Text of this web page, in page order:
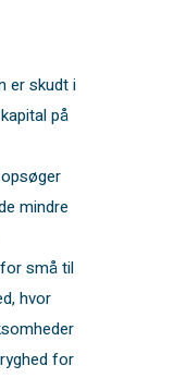
er skudt i
på
mindre
små til
hvor
for